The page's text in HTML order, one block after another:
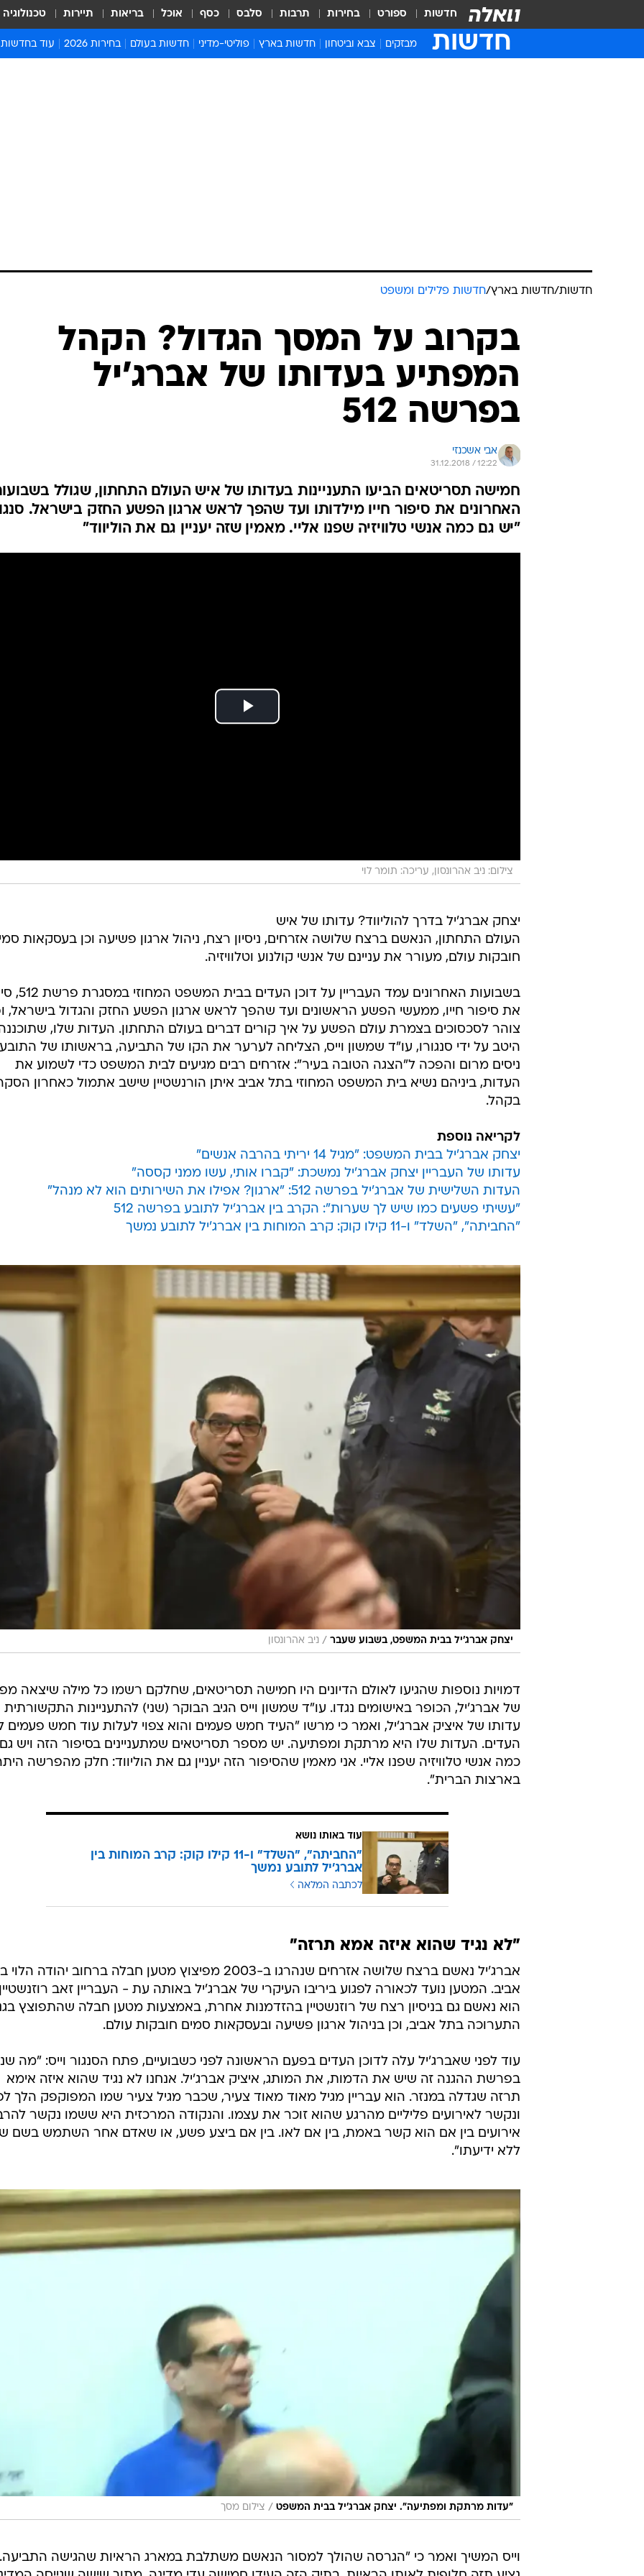
חדשות ספורט בחירות תרבות סלבס כסף אוכל בריאות תיירות טכנולוגיה
חדשות מבזקים צבא וביטחון חדשות בארץ פוליטי-מדיני חדשות בעולם בחירות 2026 עוד בחדשות
חדשות/חדשות בארץ/חדשות פלילים ומשפט
בקרוב על המסך הגדול? הקהל
המפתיע בעדותו של אברג'יל
בפרשה 512
אבי אשכנזי
31.12.2018 / 12:22
חמישה תסריטאים הביעו התעניינות בעדותו של איש העולם התחתון, שגולל
האחרונים את סיפור חייו מילדותו ועד שהפך לראש ארגון הפשע החזק בישראל.
"יש גם כמה אנשי טלוויזיה שפנו אליי. מאמין שזה יעניין גם את הוליווד"
צילום: ניב אהרונסון, עריכה: תומר לוי
יצחק אברג'יל בדרך להוליווד? עדותו של איש
העולם התחתון, הנאשם ברצח שלושה אזרחים, ניסיון רצח, ניהול ארגון פשיעה וכן בעסקאות
חובקות עולם, מעורר את עניינם של אנשי קולנוע וטלוויזיה.
בשבועות האחרונים עמד העבריין על דוכן
את סיפור חייו, ממעשי הפשע הראשונים ועד שהפך לראש ארגון הפשע החזק והגדול בישראל,
צוהר לסכסוכים בצמרת עולם הפשע על איך קורים דברים בעולם התחתון. העדות שלו,
היטב על ידי סנגורו, עו"ד שמשון וייס, הצליחה לערער את הקו של התביעה, בראשותו של התובע
ניסים מרום והפכה ל"הצגה הטובה בעיר": אזרחים רבים מגיעים לבית המשפט כדי לשמוע את
העדות, ביניהם נשיא בית המשפט המחוזי בתל אביב איתן הורנשטיין שישב אתמול כאחרון
בקהל.
לקריאה נוספת
יצחק אברג'יל בבית המשפט: "מגיל 14 יריתי בהרבה אנשים"
עדותו של העבריין יצחק אברג'יל נמשכת: "קברו אותי, עשו ממני קססה"
העדות השלישית של אברג'יל בפרשה 512: "ארגון? אפילו את השירותים הוא לא מנהל"
"עשיתי פשעים כמו שיש לך שערות": הקרב בין אברג'יל לתובע בפרשה 512
"החביתה", "השלד" ו-11 קילו קוק: קרב המוחות בין אברג'יל לתובע נמשך
יצחק אברג'יל בבית המשפט, בשבוע שעבר / ניב אהרונסון
דמויות נוספות שהגיעו לאולם הדיונים היו חמישה תסריטאים, שחלקם רשמו כל מילה שיצאה
של אברג'יל, הכופר באישומים נגדו. עו"ד שמשון וייס הגיב הבוקר (שני) להתעניינות התקשורתית
עדותו של איציק אברג'יל, ואמר כי מרשו "העיד חמש פעמים והוא צפוי לעלות עוד חמש פעמים
העדים. העדות שלו היא מרתקת ומפתיעה. יש מספר תסריטאים שמתעניינים בסיפור הזה ויש גם
כמה אנשי טלוויזיה שפנו אליי. אני מאמין שהסיפור הזה יעניין גם את הוליווד: חלק מהפרשה
בארצות הברית".
עוד באותו נושא
"החביתה", "השלד" ו-11 קילו קוק: קרב המוחות בין
אברג'יל לתובע נמשך
לכתבה המלאה
"לא נגיד שהוא איזה אמא תרזה"
אברג'יל נאשם ברצח שלושה אזרחים שנהרגו ב-2003 מפיצוץ מטען חבלה ברחוב יהודה
אביב. המטען נועד לכאורה לפגוע ביריבו העיקרי של אברג'יל באותה עת - העבריין זאב
הוא נאשם גם בניסיון רצח של רוזנשטיין בהזדמנות אחרת, באמצעות מטען חבלה שהתפוצץ
התערוכה בתל אביב, וכן בניהול ארגון פשיעה ובעסקאות סמים חובקות עולם.
עוד לפני שאברג'יל עלה לדוכן העדים בפעם הראשונה לפני כשבועיים, פתח הסנגור וייס: "מה
בפרשת ההגנה זה שיש את הדמות, את המותג, איציק אברג'יל. אנחנו לא נגיד שהוא איזה אימא
תרזה שגדלה במנזר. הוא עבריין מגיל מאוד מאוד צעיר, שכבר מגיל צעיר שמו המפוקפק הלך
ונקשר לאירועים פליליים מהרגע שהוא זוכר את עצמו. והנקודה המרכזית היא ששמו נקשר
אירועים בין אם הוא קשר באמת, בין אם לאו. בין אם ביצע פשע, או שאדם אחר השתמש בשם
ללא ידיעתו".
"עדות מרתקת ומפתיעה". יצחק אברג'יל בבית המשפט / צילום מסך
וייס המשיך ואמר כי "הגרסה שהולך למסור הנאשם משתלבת במארג הראיות שהגישה התביעה.